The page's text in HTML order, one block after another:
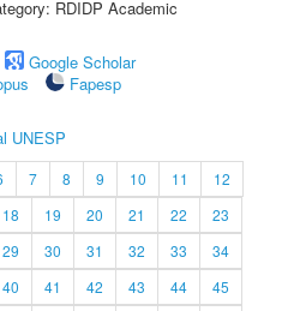
RDIDP Academic
Google Scholar
Fapesp
UNESP
7 8 9 10 11
12
18 19 20 21 22
23
29 30 31 32 33
34
40 41 42 43 44
45